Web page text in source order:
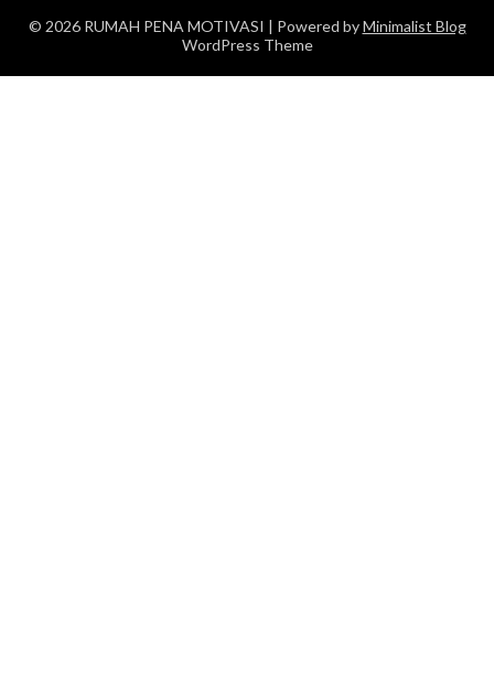
© 2026 RUMAH PENA MOTIVASI | Powered byMinimalist Blog
WordPress Theme